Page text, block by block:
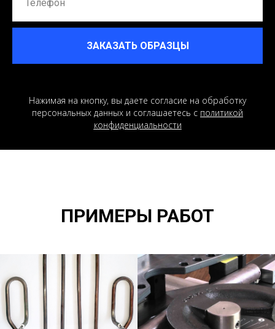
ЗАКАЗАТЬ ОБРАЗЦЫ
Нажимая на кнопку, вы даете согласие на обработку
персональных данных и соглашаетесь c политикой
конфиденциальности
ПРИМЕРЫ РАБОТ